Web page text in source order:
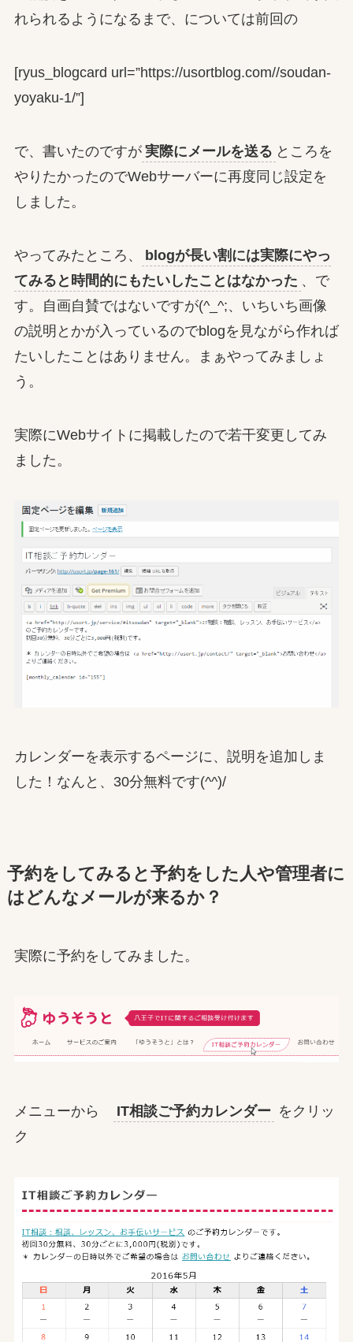
れられるようになるまで、については前回の
[ryus_blogcard url=”https://usortblog.com//soudan-
yoyaku-1/”]
で、書いたのですが 実際にメールを送る ところを
やりたかったのでWebサーバーに再度同じ設定を
しました。
やってみたところ、
blogが長い割には実際にやっ
てみると時間的にもたいしたことはなかった 、で
す。自画自賛ではないですが(^_^;、いちいち画像
の説明とかが入っているのでblogを見ながら作れば
たいしたことはありません。まぁやってみましょ
う。
実際にWebサイトに掲載したので若干変更してみ
ました。
カレンダーを表示するページに、説明を追加しま
した！なんと、30分無料です(^^)/
予約をしてみると予約をした人や管理者に
はどんなメールが来るか？
実際に予約をしてみました。
メニューから IT相談ご予約カレンダー をクリッ
ク